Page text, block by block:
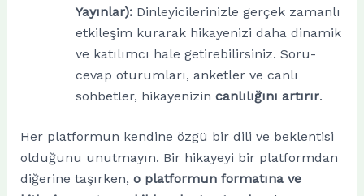
Yayınlar):Dinleyicilerinizle gerçek zamanlı
etkileşim kurarak hikayenizi daha dinamik
ve katılımcı hale getirebilirsiniz. Soru-
cevap oturumları, anketler ve canlı
sohbetler, hikayenizin canlılığını artırır.
Her platformun kendine özgü bir dili ve beklentisi
olduğunu unutmayın. Bir hikayeyi bir platformdan
diğerine taşırken, o platformun formatına ve